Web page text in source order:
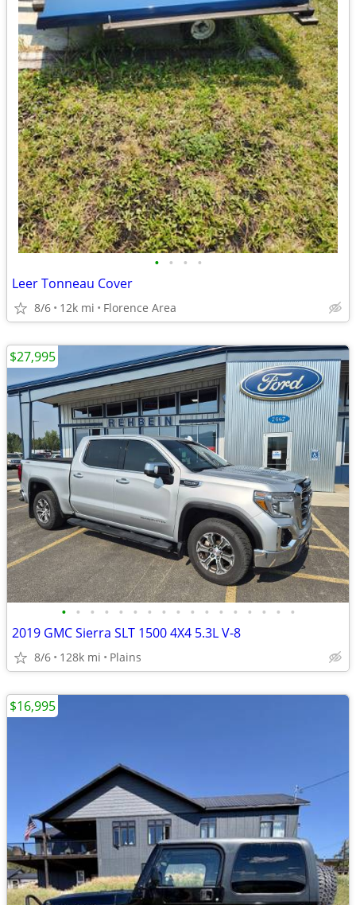
• • • •
Leer Tonneau Cover
8/6 12k mi Florence Area
• • • • • • • • • • • • • • • • •
2019 GMC Sierra SLT 1500 4X4 5.3L V-8
8/6 128k mi Plains
$27,995
$16,995